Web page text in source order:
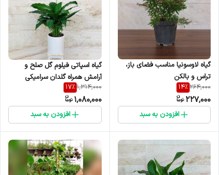
گیاه لاوسونیا مناسب فضای باز،
تراس و بالکن
264,000
14%
227,000
افزودن به سبد
گیاه اسپاتی فیلوم گل صلح و
آرامش همراه گلدان سرامیکی
1,314,000
17%
1,080,000
افزودن به سبد